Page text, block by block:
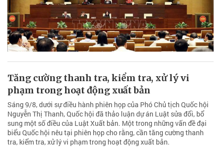
Tăng cường thanh tra, kiểm tra, xử lý vi
phạm trong hoạt động xuất bản
Sáng 9/8, dưới sự điều hành phiên họp của Phó Chủ tịch Quốc hội
Nguyễn Thị Thanh, Quốc hội đã thảo luận dự án Luật sửa đổi, bổ
sung một số điều của Luật Xuất bản. Một trong những vấn đề đại
biểu Quốc hội nêu tại phiên họp cho rằng, cần tăng cường thanh
tra, kiểm tra, xử lý vi phạm trong hoạt động xuất bản.